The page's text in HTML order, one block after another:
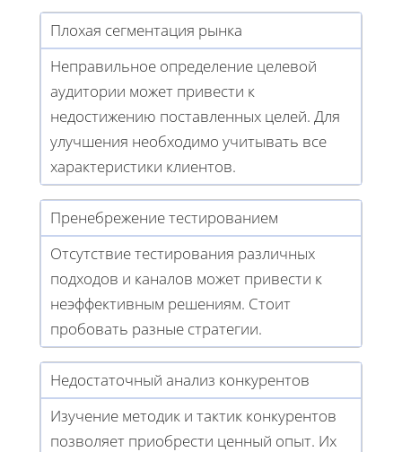
Плохая сегментация рынка
Неправильное определение целевой
аудитории может привести к
недостижению поставленных целей. Для
улучшения необходимо учитывать все
характеристики клиентов.
Пренебрежение тестированием
Отсутствие тестирования различных
подходов и каналов может привести к
неэффективным решениям. Стоит
пробовать разные стратегии.
Недостаточный анализ конкурентов
Изучение методик и тактик конкурентов
позволяет приобрести ценный опыт. Их